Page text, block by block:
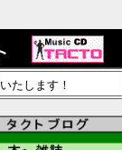
たします！